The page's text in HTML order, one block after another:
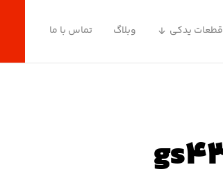
قطعات یدکی وبلاگ تماس با ما